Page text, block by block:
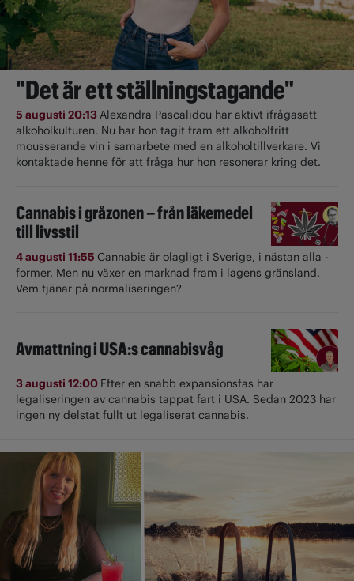
"Det är ett ställningstagande"
5 augusti 20:13Alexandra Pascalidou har aktivt ifrågasatt
alkoholkulturen. Nu har hon tagit fram ett alkoholfritt
mousserande vin i samarbete med en alkoholtillverkare. Vi
kontaktade henne för att fråga hur hon resonerar kring det.
Cannabis i gråzonen – från läkemedel
till livsstil
4 augusti 11:55 Cannabis är olagligt i ­Sverige, i nästan alla ­
former. Men nu växer en marknad fram i lagens gränsland.
Vem tjänar på normaliseringen?
Avmattning i USA:s cannabisvåg
3 augusti 12:00 Efter en snabb expansionsfas har
legaliseringen av cannabis tappat fart i USA. Sedan 2023 har
ingen ny delstat fullt ut ­legaliserat cannabis.